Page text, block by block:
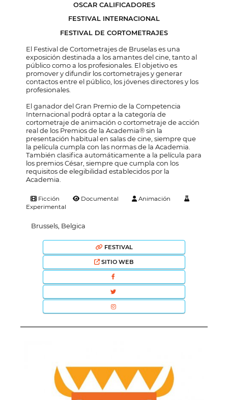
OSCAR CALIFICADORES
FESTIVAL INTERNACIONAL
FESTIVAL DE CORTOMETRAJES
El Festival de Cortometrajes de Bruselas es una
exposición destinada a los amantes del cine, tanto al
público como a los profesionales. El objetivo es
promover y difundir los cortometrajes y generar
contactos entre el público, los jóvenes directores y los
profesionales.
El ganador del Gran Premio de la Competencia
Internacional podrá optar a la categoría de
cortometraje de animación o cortometraje de acción
real de los Premios de la Academia® sin la
presentación habitual en salas de cine, siempre que
la película cumpla con las normas de la Academia.
También clasifica automáticamente a la película para
los premios César, siempre que cumpla con los
requisitos de elegibilidad establecidos por la
Academia.
Ficción Documental
Animación
Experimental
Brussels, Belgica
FESTIVAL
SITIO WEB